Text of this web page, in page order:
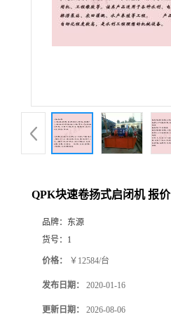
QPK块速卷扬式启闭机 报价
品牌： 东源
货号： 1
价格： ￥12584/台
发布日期： 2020-01-16
更新日期： 2026-08-06